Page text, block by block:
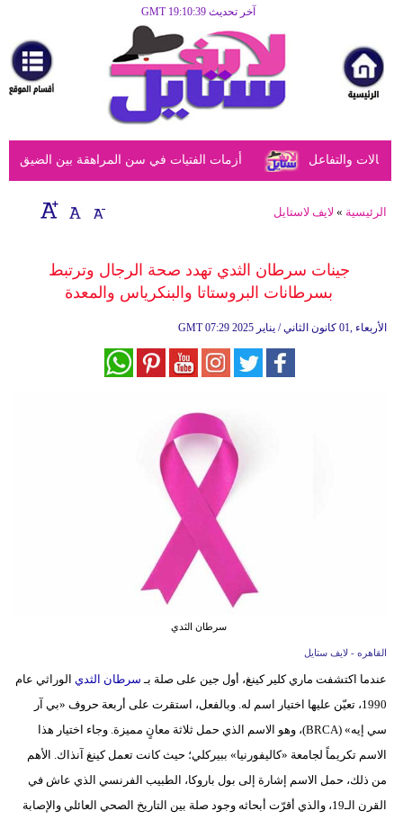
آخر تحديث GMT 19:10:39
مرأة
أزياء
أزياء
إسلامية
أزمات الفتيات في سن المراهقة بين الضيق والتفاعل
الرئيسية » لايف لاستايل
جينات سرطان الثدي تهدد صحة الرجال وترتبط
بسرطانات البروستاتا والبنكرياس والمعدة
GMT 07:29 2025 الأربعاء ,01 كانون الثاني / يناير
سرطان الثدي
القاهره - لايف ستايل
عندما اكتشفت ماري كلير كينغ، أول جين على صلة بـ سرطان الثدي الوراثي عام
1990، تعيّن عليها اختيار اسم له. وبالفعل، استقرت على أربعة حروف «بي آر
سي إيه» (BRCA)، وهو الاسم الذي حمل ثلاثة معانٍ مميزة. وجاء اختيار هذا
الاسم تكريماً لجامعة «كاليفورنيا» ببيركلي؛ حيث كانت تعمل كينغ آنذاك. الأهم
من ذلك، حمل الاسم إشارة إلى بول باروكا، الطبيب الفرنسي الذي عاش في
القرن الـ19، والذي أقرّت أبحاثه وجود صلة بين التاريخ الصحي العائلي والإصابة